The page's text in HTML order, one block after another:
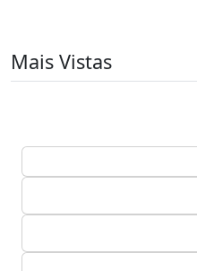
Mais Vistas